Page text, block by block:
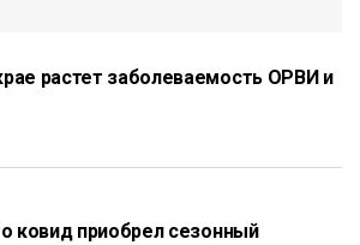
растет заболеваемость ОРВИ и
ковид приобрел сезонный